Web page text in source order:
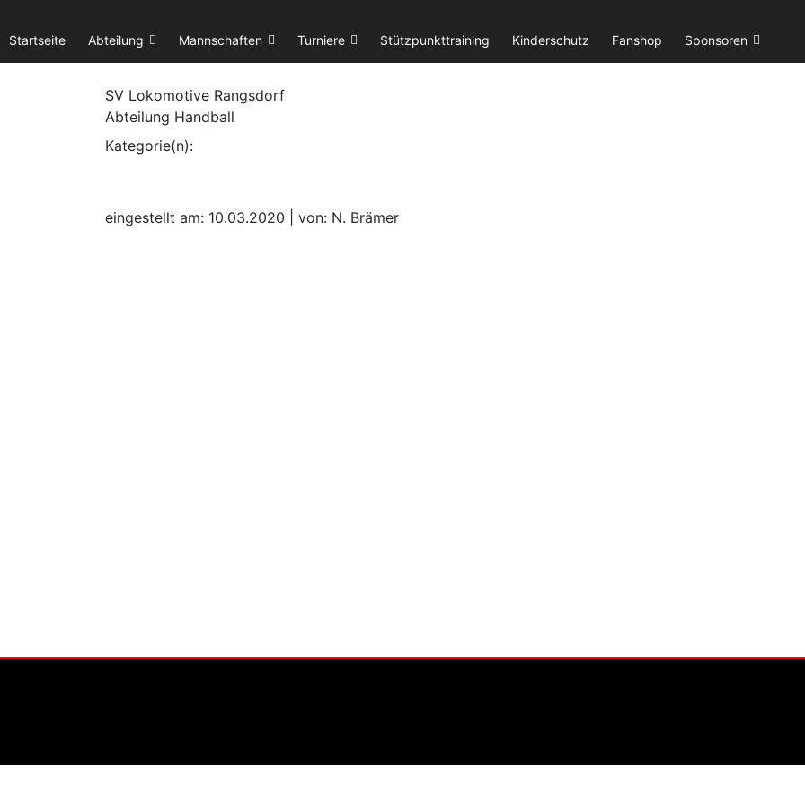
Startseite Abteilung Mannschaften Turniere Stützpunkttraining Kinderschutz Fanshop Sponsoren
SV Lokomotive Rangsdorf
Abteilung Handball
Kategorie(n):
eingestellt am: 10.03.2020 | von: N. Brämer